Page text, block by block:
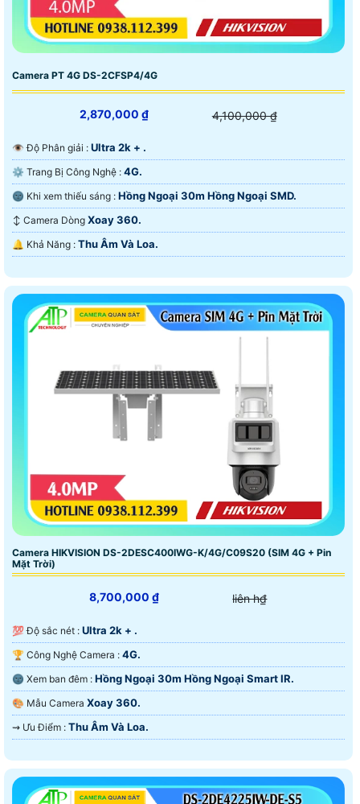
Camera PT 4G DS-2CFSP4/4G
2,870,000 ₫ 4,100,000 ₫
👁 Độ Phân giải : Ultra 2k + .
⚙ Trang Bị Công Nghệ : 4G.
🌚 Khi xem thiếu sáng : Hồng Ngoại 30m Hồng Ngoại SMD.
↕️ Camera Dòng Xoay 360.
️🔔 Khả Năng : Thu Âm Và Loa.
Camera HIKVISION DS-2DESC400IWG-K/4G/C09S20 (SIM 4G + Pin
Mặt Trời)
8,700,000 ₫ liên h₫
💯 Độ sắc nét : Ultra 2k + .
🏆 Công Nghệ Camera : 4G.
🌚 Xem ban đêm : Hồng Ngoại 30m Hồng Ngoại Smart IR.
🎨 Mẫu Camera Xoay 360.
️⇝ Ưu Điểm : Thu Âm Và Loa.